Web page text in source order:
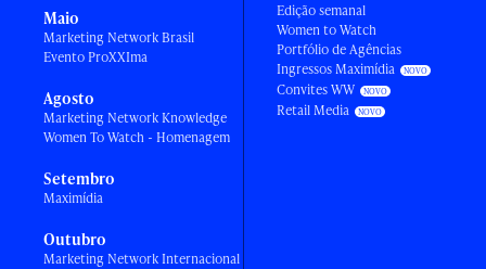
Maio
Marketing Network Brasil
Evento ProXXIma
Agosto
Marketing Network Knowledge
Women To Watch - Homenagem
Setembro
Maximídia
Outubro
Marketing Network Internacional
Edição semanal
Women to Watch
Portfólio de Agências
Ingressos Maximídia
Convites WW
Retail Media